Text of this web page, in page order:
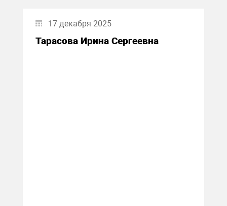
17 декабря 2025
Тарасова Ирина Сергеевна